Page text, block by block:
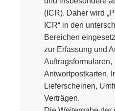
(ICR). Daher wird
ICR“ in den
Bereichen
zur Erfassung und
Auftragsformularen,
Antwortpostkarten,
Lieferscheinen,
Verträgen.